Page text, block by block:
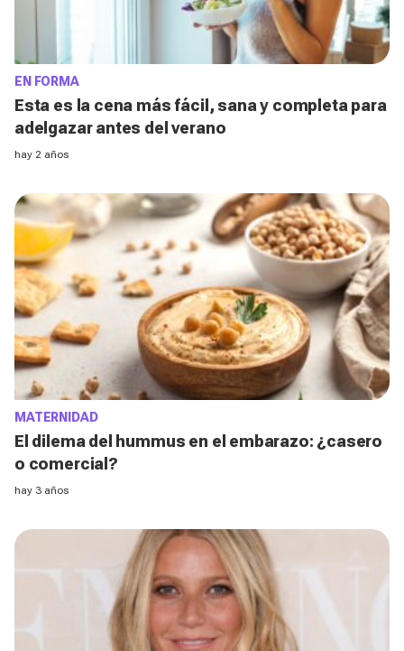
EN FORMA
Esta es la cena más fácil, sana y completa para
adelgazar antes del verano
hay 2 años
MATERNIDAD
El dilema del hummus en el embarazo: ¿casero
o comercial?
hay 3 años